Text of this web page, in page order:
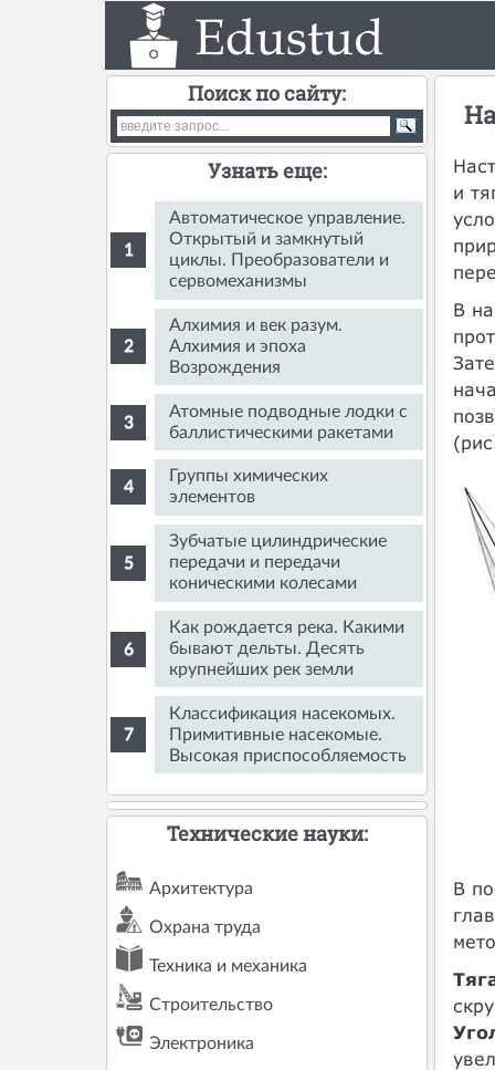
и
В
В
Поиск по сайту:
Узнать еще:
Автоматическое управление.
Открытый и замкнутый
циклы. Преобразователи и
сервомеханизмы
Алхимия и век разум.
Алхимия и эпоха
Возрождения
Атомные подводные лодки с
баллистическими ракетами
Группы химических
элементов
Зубчатые цилиндрические
передачи и передачи
коническими колесами
Как рождается река. Какими
бывают дельты. Десять
крупнейших рек земли
Классификация насекомых.
Примитивные насекомые.
Высокая приспособляемость
Технические науки:
Архитектура
Охрана труда
Техника и механика
Строительство
Электроника